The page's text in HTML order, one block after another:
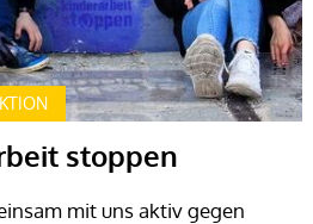
stoppen
mit uns aktiv gegen